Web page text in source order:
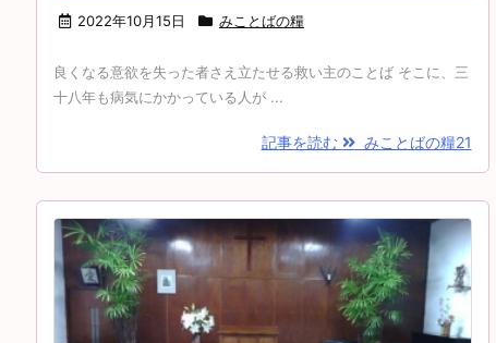
2022年10月15日 みことばの糧
良くなる意欲を失った者さえ立たせる救い主のことば そこに、三
十八年も病気にかかっている人が ...
記事を読む みことばの糧21